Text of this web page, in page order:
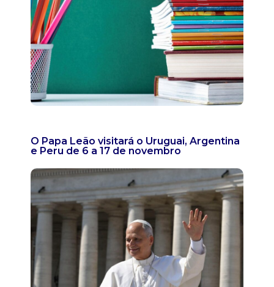
O Papa Leão visitará o Uruguai, Argentina
e Peru de 6 a 17 de novembro